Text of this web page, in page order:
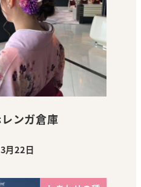
ンガ倉庫
月22日